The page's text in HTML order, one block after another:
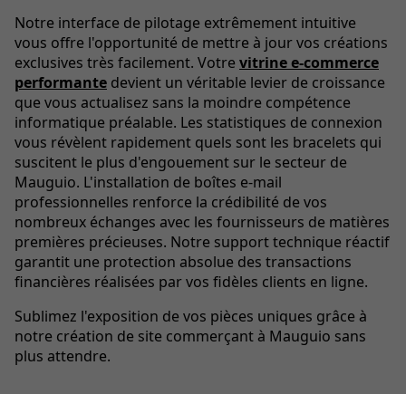
Notre interface de pilotage extrêmement intuitive
vous offre l'opportunité de mettre à jour vos créations
exclusives très facilement. Votre vitrine e-commerce
performante devient un véritable levier de croissance
que vous actualisez sans la moindre compétence
informatique préalable. Les statistiques de connexion
vous révèlent rapidement quels sont les bracelets qui
suscitent le plus d'engouement sur le secteur de
Mauguio. L'installation de boîtes e-mail
professionnelles renforce la crédibilité de vos
nombreux échanges avec les fournisseurs de matières
premières précieuses. Notre support technique réactif
garantit une protection absolue des transactions
financières réalisées par vos fidèles clients en ligne.
Sublimez l'exposition de vos pièces uniques grâce à
notre création de site commerçant à Mauguio sans
plus attendre.